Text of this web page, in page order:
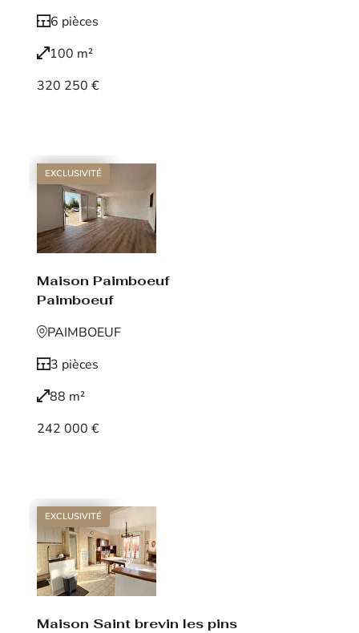
6 pièces
100 m²
320 250 €
EXCLUSIVITÉ
Maison Paimboeuf
Paimboeuf
PAIMBOEUF
3 pièces
88 m²
242 000 €
EXCLUSIVITÉ
Maison Saint brevin les pins